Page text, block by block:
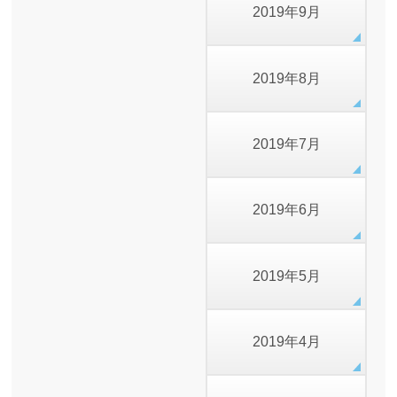
2019年9月
2019年8月
2019年7月
2019年6月
2019年5月
2019年4月